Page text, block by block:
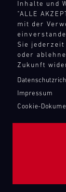
Inhalte und
"ALLE
mit der
Sie jederzeit
oder
Zukunft
Impressum
Cookie-
Bild